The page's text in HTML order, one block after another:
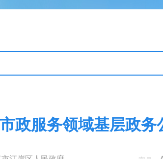
政服务领域基层政务